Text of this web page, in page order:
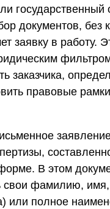
государственный
документов, без
заявку в работу.
заказчика,
правовые рамки
,
В этом
свои фамилию, имя,
или полное